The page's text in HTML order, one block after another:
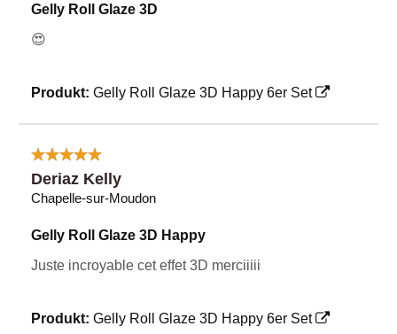
Gelly Roll Glaze 3D
😍
Produkt: Gelly Roll Glaze 3D Happy 6er Set
Deriaz Kelly
Chapelle-sur-Moudon
Gelly Roll Glaze 3D Happy
Juste incroyable cet effet 3D merciiiii
Produkt: Gelly Roll Glaze 3D Happy 6er Set